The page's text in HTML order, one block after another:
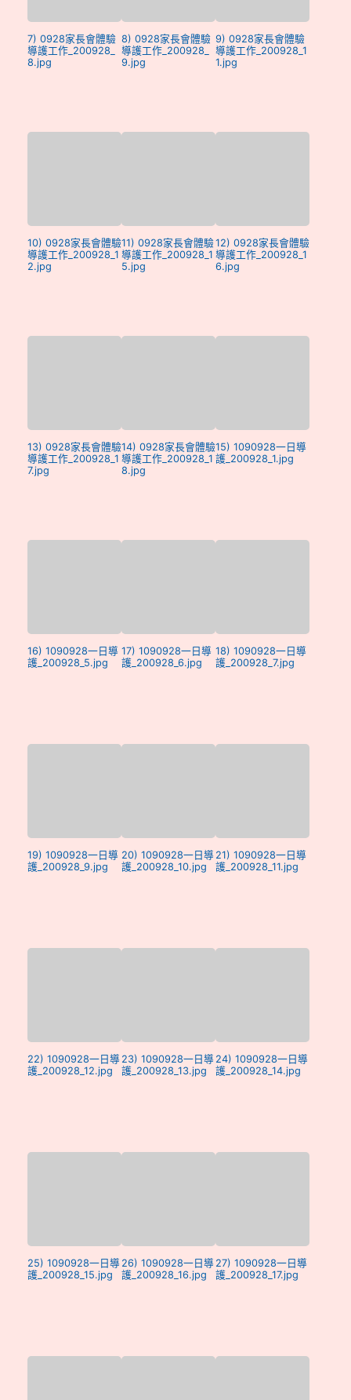
7) 0928家長會體驗
導護工作_200928_
8.jpg
8) 0928家長會體驗
導護工作_200928_
9.jpg
9) 0928家長會體驗
導護工作_200928_1
1.jpg
10) 0928家長會體驗
導護工作_200928_1
2.jpg
11) 0928家長會體驗
導護工作_200928_1
5.jpg
12) 0928家長會體驗
導護工作_200928_1
6.jpg
13) 0928家長會體驗
導護工作_200928_1
7.jpg
14) 0928家長會體驗
導護工作_200928_1
8.jpg
15) 1090928一日導
護_200928_1.jpg
16) 1090928一日導
護_200928_5.jpg
17) 1090928一日導
護_200928_6.jpg
18) 1090928一日導
護_200928_7.jpg
19) 1090928一日導
護_200928_9.jpg
20) 1090928一日導
護_200928_10.jpg
21) 1090928一日導
護_200928_11.jpg
22) 1090928一日導
護_200928_12.jpg
23) 1090928一日導
護_200928_13.jpg
24) 1090928一日導
護_200928_14.jpg
25) 1090928一日導
護_200928_15.jpg
26) 1090928一日導
護_200928_16.jpg
27) 1090928一日導
護_200928_17.jpg